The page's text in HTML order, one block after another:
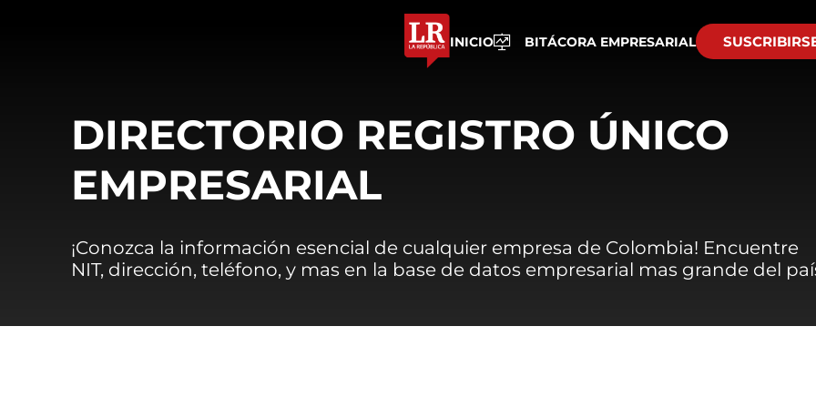
INICIO BITÁCORA EMPRESARIAL
DIRECTORIO REGISTRO ÚNICO
EMPRESARIAL
¡Conozca la información esencial de cualquier empresa de Colombia! Encuentre
NIT, dirección, teléfono, y mas en la base de datos empresarial mas grande del